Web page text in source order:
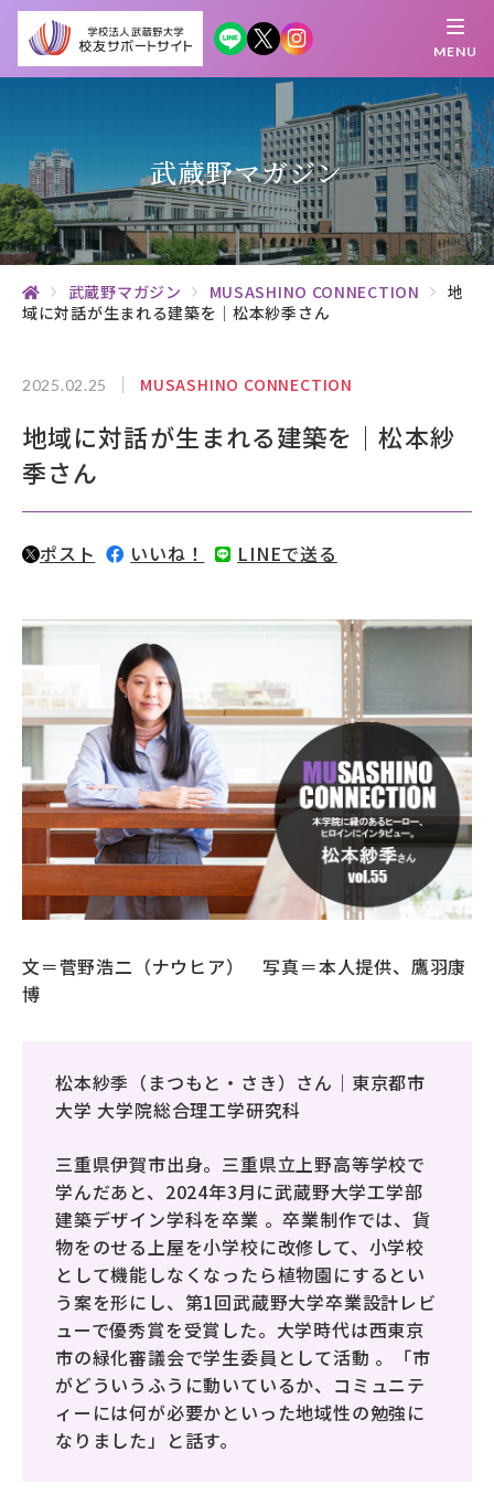
MENU
知 る 探 す 繋がる
校友サポートサイトとは
母校について
むらさき会・くれない会について
お知らせ
武蔵野マガジン
創立100周年記念事業
募財（寄付）
各種手続き・ご案内
卒業後の学び
武蔵野TV お問い合わせ
よくあるご質問 プライバシーポリシー
武蔵野マガジン
武蔵野マガジン MUSASHINO CONNECTION
地
域に対話が生まれる建築を｜松本紗季さん
2025.02.25 MUSASHINO CONNECTION
地域に対話が生まれる建築を｜松本紗
季さん
ポスト いいね！ LINEで送る
文＝菅野浩二（ナウヒア） 写真＝本人提供、鷹羽康
博
松本紗季（まつもと・さき）さん｜東京都市
大学 大学院総合理工学研究科
三重県伊賀市出身。三重県立上野高等学校で
学んだあと、2024年3月に武蔵野大学工学部
建築デザイン学科を卒業 。卒業制作では、貨
物をのせる上屋を小学校に改修して、小学校
として機能しなくなったら植物園にするとい
う案を形にし、第1回武蔵野大学卒業設計レビ
ューで優秀賞を受賞した。大学時代は西東京
市の緑化審議会で学生委員として活動 。「市
がどういうふうに動いているか、コミュニテ
ィーには何が必要かといった地域性の勉強に
なりました」と話す。